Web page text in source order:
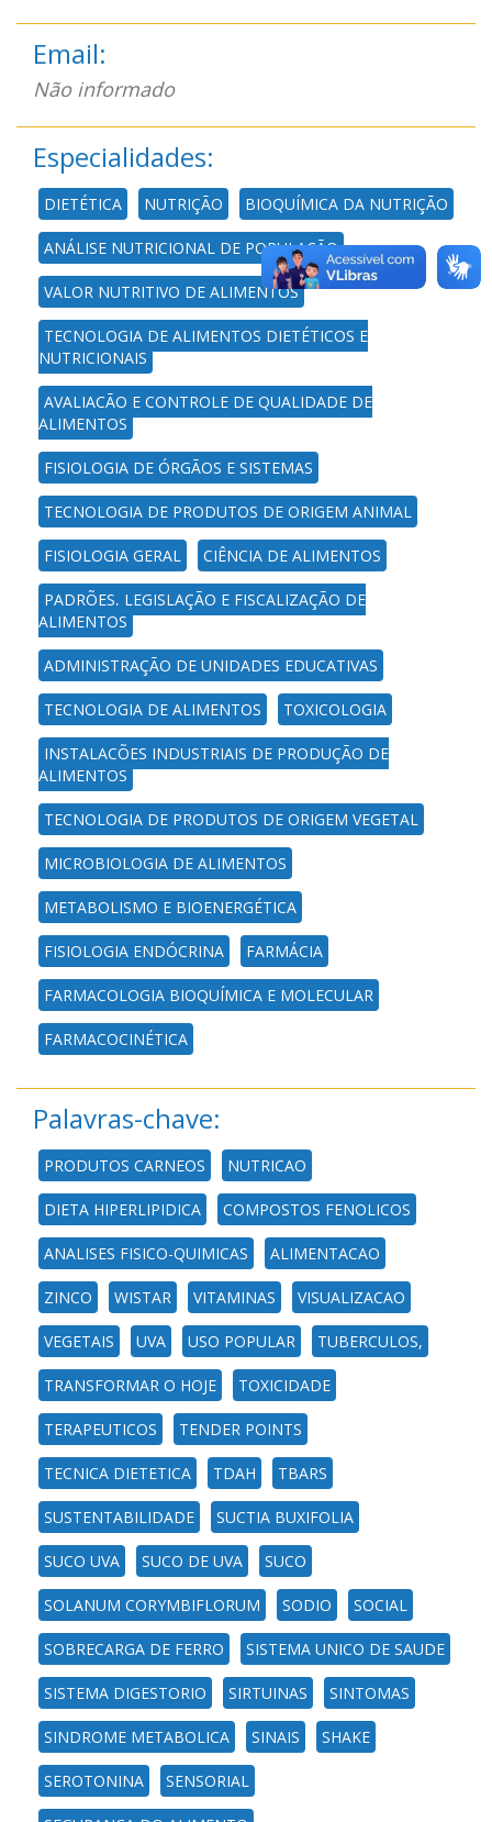
Email:
Não informado
Especialidades:
DIETÉTICA NUTRIÇÃO BIOQUÍMICA DA NUTRIÇÃO
ANÁLISE NUTRICIONAL DE POPULAÇÃO
VALOR NUTRITIVO DE ALIMENTOS
TECNOLOGIA DE ALIMENTOS DIETÉTICOS E
NUTRICIONAIS
AVALIAÇÃO E CONTROLE DE QUALIDADE DE
ALIMENTOS
FISIOLOGIA DE ÓRGÃOS E SISTEMAS
TECNOLOGIA DE PRODUTOS DE ORIGEM ANIMAL
FISIOLOGIA GERAL CIÊNCIA DE ALIMENTOS
PADRÕES, LEGISLAÇÃO E FISCALIZAÇÃO DE
ALIMENTOS
ADMINISTRAÇÃO DE UNIDADES EDUCATIVAS
TECNOLOGIA DE ALIMENTOS TOXICOLOGIA
INSTALAÇÕES INDUSTRIAIS DE PRODUÇÃO DE
ALIMENTOS
TECNOLOGIA DE PRODUTOS DE ORIGEM VEGETAL
MICROBIOLOGIA DE ALIMENTOS
METABOLISMO E BIOENERGÉTICA
FISIOLOGIA ENDÓCRINA FARMÁCIA
FARMACOLOGIA BIOQUÍMICA E MOLECULAR
FARMACOCINÉTICA
Palavras-chave:
PRODUTOS CARNEOS NUTRICAO
DIETA HIPERLIPIDICA COMPOSTOS FENOLICOS
ANALISES FISICO-QUIMICAS ALIMENTACAO
ZINCO WISTAR VITAMINAS VISUALIZACAO
VEGETAIS UVA USO POPULAR TUBERCULOS,
TRANSFORMAR O HOJE TOXICIDADE
TERAPEUTICOS TENDER POINTS
TECNICA DIETETICA TDAH TBARS
SUSTENTABILIDADE SUCTIA BUXIFOLIA
SUCO UVA SUCO DE UVA SUCO
SOLANUM CORYMBIFLORUM SODIO SOCIAL
SOBRECARGA DE FERRO SISTEMA UNICO DE SAUDE
SISTEMA DIGESTORIO SIRTUINAS SINTOMAS
SINDROME METABOLICA SINAIS SHAKE
SEROTONINA SENSORIAL